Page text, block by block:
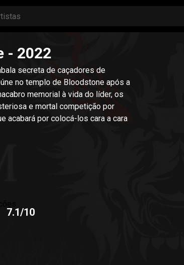
- 2022
secreta de caçadores de
no templo de Bloodstone após a
e mortal competição por
acabará por colocá-los cara a cara
7.1/10